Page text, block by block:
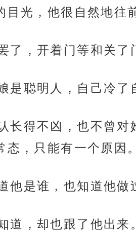
目光，他很自然地往
了，开着门等和关了
是聪明人，自己冷了
长得不凶，也不曾
态，只能有一个原因。
他是谁，也知道他做
道，却也跟了他出来